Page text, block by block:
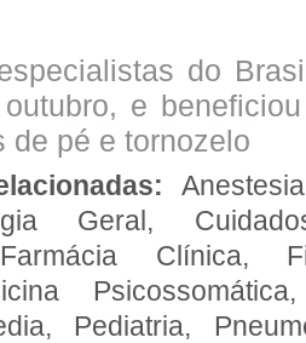
do
e
de pé e tornozelo
Geral,
Clínica,
Pediatria,